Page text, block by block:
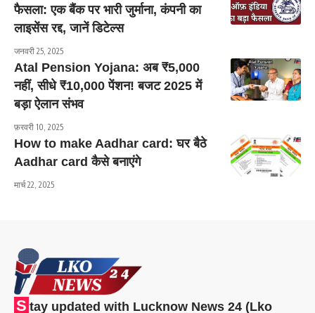
फैसला: एक बैंक पर भारी जुर्माना, कंपनी का
लाइसेंस रद्द, जानें डिटेल्स
जनवरी 25, 2025
Atal Pension Yojana: अब ₹5,000
नहीं, सीधे ₹10,000 पेंशन! बजट 2025 में
बड़ा ऐलान संभव
फ़रवरी 10, 2025
How to make Aadhar card: घर बैठे
Aadhar card कैसे बनाएंगे
मार्च 22, 2025
S tay updated with Lucknow News 24 (Lko